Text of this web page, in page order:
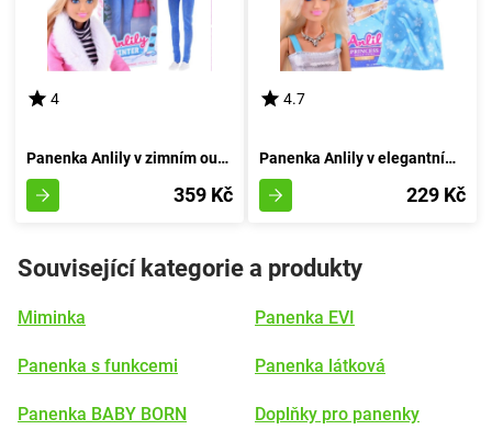
4
Panenka Anlily v zimním outfitu
359 Kč
4.7
Panenka Anlily v elegantním oděvu a koruně
229 Kč
Související kategorie a produkty
Miminka
Panenka s funkcemi
Panenka BABY BORN
Panenka EVI
Panenka látková
Doplňky pro panenky